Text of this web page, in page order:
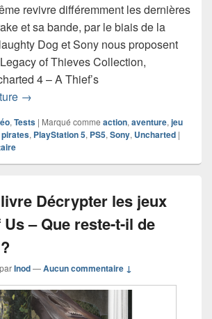
revivre différemment les dernières
et sa bande, par le biais de la
Dog et Sony nous proposent
of Thieves Collection,
4 – A Thief’s
Chronique jeu vidéo Uncharted –
→
, Tests | Marqué comme action, aventure, jeu
pirates, PlayStation 5, PS5, Sony, Uncharted |
Décrypter les jeux
– Que reste-t-il de
parInod—Aucun commentaire ↓